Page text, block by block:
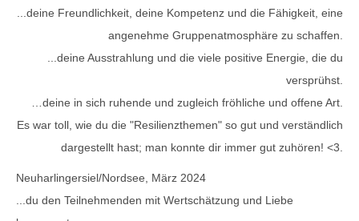
...deine Freundlichkeit, deine Kompetenz und die Fähigkeit, eine
angenehme Gruppenatmosphäre zu schaffen.
...deine Ausstrahlung und die viele positive Energie, die du
versprühst.
…deine in sich ruhende und zugleich fröhliche und offene Art.
Es war toll, wie du die "Resilienzthemen" so gut und verständlich
dargestellt hast; man konnte dir immer gut zuhören! <3.
Neuharlingersiel/Nordsee, März 2024
...du den Teilnehmenden mit Wertschätzung und Liebe